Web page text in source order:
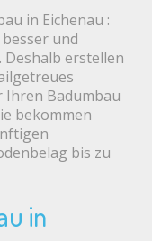
in Eichenau :
und
Deshalb erstellen
Ihren Badumbau
bekommen
bis zu
in